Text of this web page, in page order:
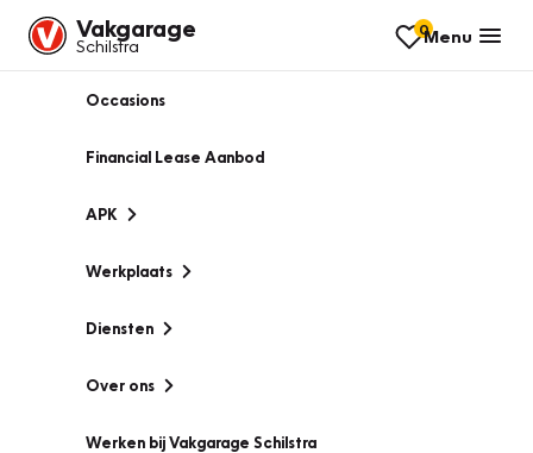
Vakgarage
Schilstra
0Menu
Occasions
Financial Lease Aanbod
APK
Werkplaats
Diensten
Over ons
Werken bij Vakgarage Schilstra